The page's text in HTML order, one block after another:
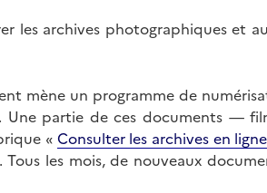
les archives photographiques et
mène un programme de
Une partie de ces documents —
« Consulter les archives en ligne
les mois, de nouveaux